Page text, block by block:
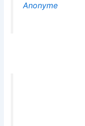
Anonyme